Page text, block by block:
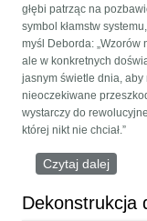
głębi patrząc na
symbol kłamstw
myśl Deborda:
ale w konkretnych
jasnym świetle dnia,
nieoczekiwane
wystarczy do
której nikt nie chciał.”
Czytaj dalej
Dekonstrukcja